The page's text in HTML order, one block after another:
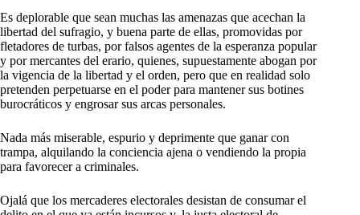
Es deplorable que sean muchas las amenazas que acechan la
libertad del sufragio, y buena parte de ellas, promovidas por
fletadores de turbas, por falsos agentes de la esperanza popular
y por mercantes del erario, quienes, supuestamente abogan por
la vigencia de la libertad y el orden, pero que en realidad solo
pretenden perpetuarse en el poder para mantener sus botines
burocráticos y engrosar sus arcas personales.
Nada más miserable, espurio y deprimente que ganar con
trampa, alquilando la conciencia ajena o vendiendo la propia
para favorecer a criminales.
Ojalá que los mercaderes electorales desistan de consumar el